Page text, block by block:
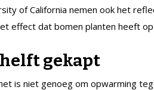
of California nemen ook het
effect dat bomen planten heeft
helft gekapt
is niet genoeg om opwarming